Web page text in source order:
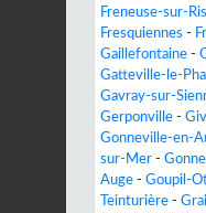
Freneuse-sur-
Fresquiennes -
Gaillefontaine -
Gatteville-le-
Gavray-sur-
Gerponville -
Gonneville-en-
sur-Mer -
Auge - Goupil-
Teinturière -